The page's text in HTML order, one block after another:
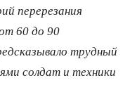
перерезания
60 до 90
трудный
солдат и техники